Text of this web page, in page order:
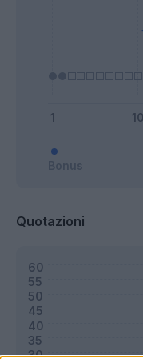
Quotazioni